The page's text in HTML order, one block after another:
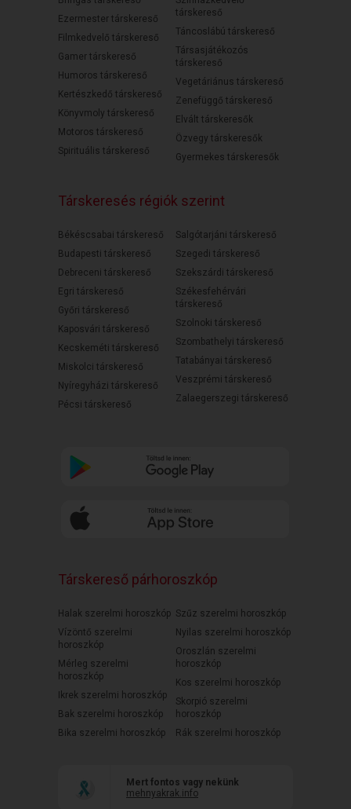
Ezermester társkereső
Filmkedvelő társkereső
Gamer társkereső
Humoros társkereső
Kertészkedő társkereső
Könyvmoly társkereső
Motoros társkereső
Spirituális társkereső
társkereső
Táncoslábú társkereső
Társasjátékozós
társkereső
Vegetáriánus társkereső
Zenefüggő társkereső
Elvált társkeresők
Özvegy társkeresők
Gyermekes társkeresők
Társkeresés régiók szerint
Békéscsabai társkereső
Budapesti társkereső
Debreceni társkereső
Egri társkereső
Győri társkereső
Kaposvári társkereső
Kecskeméti társkereső
Miskolci társkereső
Nyíregyházi társkereső
Pécsi társkereső
Salgótarjáni társkereső
Szegedi társkereső
Szekszárdi társkereső
Székesfehérvári
társkereső
Szolnoki társkereső
Szombathelyi társkereső
Tatabányai társkereső
Veszprémi társkereső
Zalaegerszegi társkereső
Társkereső párhoroszkóp
Halak szerelmi horoszkóp
Vízöntő szerelmi
horoszkóp
Mérleg szerelmi
horoszkóp
Ikrek szerelmi horoszkóp
Bak szerelmi horoszkóp
Bika szerelmi horoszkóp
Szűz szerelmi horoszkóp
Nyilas szerelmi horoszkóp
Oroszlán szerelmi
horoszkóp
Kos szerelmi horoszkóp
Skorpió szerelmi
horoszkóp
Rák szerelmi horoszkóp
Mert fontos vagy nekünk
mehnyakrak.info